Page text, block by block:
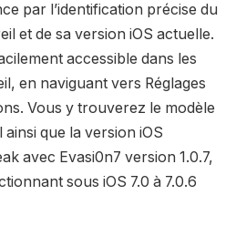
par l’identification précise du
et de sa version iOS actuelle.
accessible dans les
en naviguant vers Réglages
Vous y trouverez le modèle
que la version iOS
avec Evasi0n7 version 1.0.7,
sous iOS 7.0 à 7.0.6